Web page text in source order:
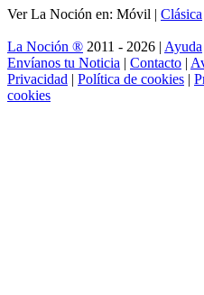
Ver La Noción en: Móvil | Clásica
La Noción ® 2011 - 2026 | Ayuda
Envíanos tu Noticia | Contacto |
Privacidad | Política de cookies |
cookies